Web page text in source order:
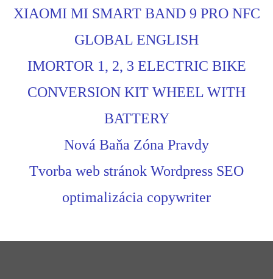
XIAOMI MI SMART BAND 9 PRO NFC
GLOBAL ENGLISH
IMORTOR 1, 2, 3 ELECTRIC BIKE
CONVERSION KIT WHEEL WITH
BATTERY
Nová Baňa Zóna Pravdy
Tvorba web stránok Wordpress SEO
optimalizácia copywriter